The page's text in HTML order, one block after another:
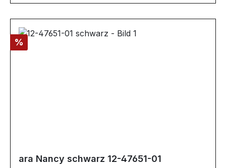
Rabatt
%
ara Nancy schwarz 12-47651-01